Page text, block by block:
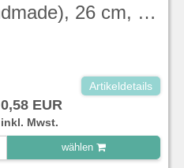
Coupe Teller (handmade), 26 cm, Evolve, Blueberry Stonecast - Churchill
Artikeldetails
0,58 EUR
inkl. Mwst.
wählen